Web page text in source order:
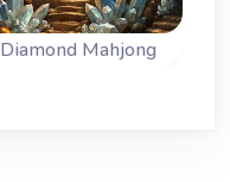
Diamond Mahjong